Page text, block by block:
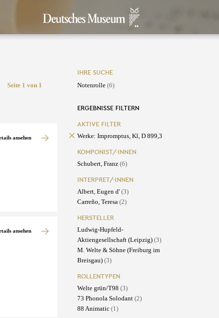
Seite 1 von 1
ansehen
ansehen
IHRE SUCHE
Notenrolle (6)
ERGEBNISSE FILTERN
AKTIVE FILTER
Werke: Impromptus, Kl, D 899,3
KOMPONIST/-INNEN
Schubert, Franz (6)
INTERPRET/-INNEN
Albert, Eugen d' (3)
Carreño, Teresa (2)
HERSTELLER
Ludwig-Hupfeld-
Aktiengesellschaft (Leipzig) (3)
M. Welte & Söhne (Freiburg im
Breisgau) (3)
ROLLENTYPEN
Welte grün/T98 (3)
73 Phonola Solodant (2)
88 Animatic (1)